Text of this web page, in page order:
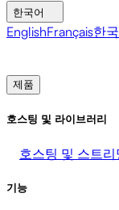
한국어
EnglishFrançais한
제품
호스팅 및 라이브러리
호스팅 및 스트리
기능